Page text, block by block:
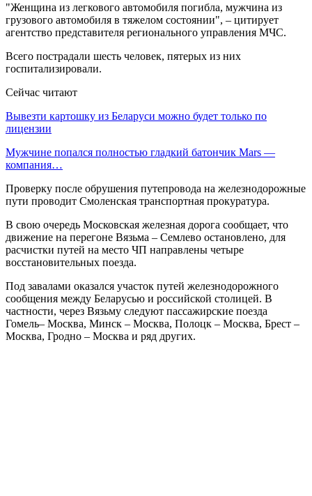
"Женщина из легкового автомобиля погибла, мужчина из
грузового автомобиля в тяжелом состоянии", – цитирует
агентство представителя регионального управления МЧС.
Всего пострадали шесть человек, пятерых из них
госпитализировали.
Сейчас читают
Вывезти картошку из Беларуси можно будет только по
лицензии
Мужчине попался полностью гладкий батончик Mars —
компания…
Проверку после обрушения путепровода на железнодорожные
пути проводит Смоленская транспортная прокуратура.
В свою очередь Московская железная дорога сообщает, что
движение на перегоне Вязьма – Семлево остановлено, для
расчистки путей на место ЧП направлены четыре
восстановительных поезда.
Под завалами оказался участок путей железнодорожного
сообщения между Беларусью и российской столицей. В
частности, через Вязьму следуют пассажирские поезда
Гомель– Москва, Минск – Москва, Полоцк – Москва, Брест –
Москва, Гродно – Москва и ряд других.